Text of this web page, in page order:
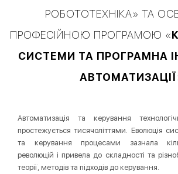
РОБОТОТЕХНІКА» ТА
ПРОФЕСІЙНОЮ ПРОГРАМОЮ «
СИСТЕМИ ТА ПРОГРАМНА
АВТОМАТИЗАЦІЇ
Автоматизація та керування
простежується тисячоліттями. Еволюція
та керування процесами зазнала
революцій і привела до складності та
теорії, методів та підходів до керування.